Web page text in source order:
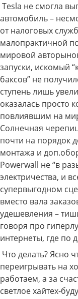
Tesla не смогла
автомобиль –
от налоговых
малопрактичной
мировой
запуски, искомый
баксов” не
ступень лишь
оказалась просто
повлиявшим на
Солнечная
почти на порядок
монтажа и
Powerwall не “в
электричества, и
супервыгодном
вместо вала
удешевления –
говоря про
интернеты, где по
Что делать? Ясно
переигрывать на
работаем, а за
светлое хайтех-